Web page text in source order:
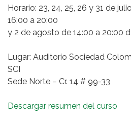
Horario: 23, 24, 25, 26 y 31 de
16:00 a 20:00
y 2 de agosto de 14:00 a 20:00
Lugar: Auditorio Sociedad
SCI
Sede Norte – Cr. 14 # 99-33
Descargar resumen del curso